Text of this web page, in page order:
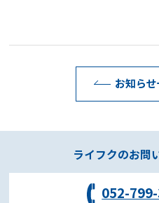
お知ら
ライフクのお問
052-